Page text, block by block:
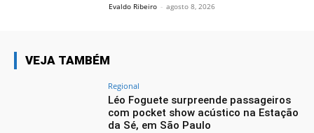
Evaldo Ribeiro - agosto 8, 2026
VEJA TAMBÉM
Regional
Léo Foguete surpreende passageiros
com pocket show acústico na Estação
da Sé, em São Paulo